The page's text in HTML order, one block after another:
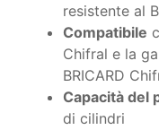
resistente al
Compatibile
Chifral e la
BRICARD
Capacità del
di cilindri